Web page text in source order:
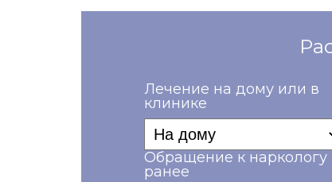
Лечение на дому или в
клинике
Обращение к наркологу
ранее